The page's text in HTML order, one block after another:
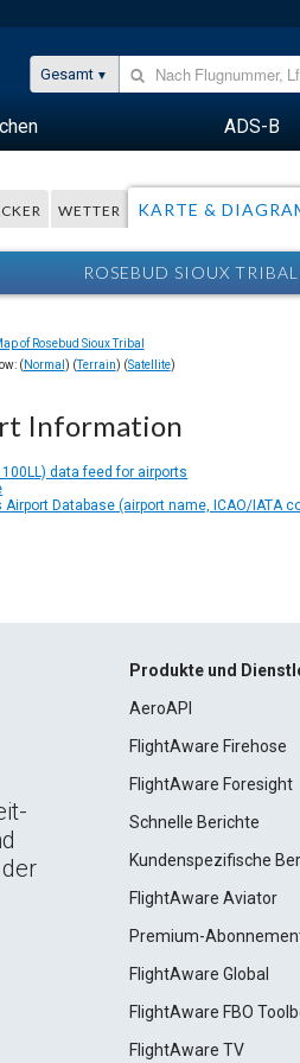
Gesamt
ADS-B
WETTER KARTE &
ROSEBUD SIOUX
( Normal ) (Terrain) (Satellite)
Information
data feed for airports
Database (airport name, ICAO/IATA
Produkte und
AeroAPI
FlightAware Firehose
FlightAware Foresight
Schnelle Berichte
Kundenspezifische
FlightAware Aviator
Premium-
FlightAware Global
FlightAware FBO
FlightAware TV